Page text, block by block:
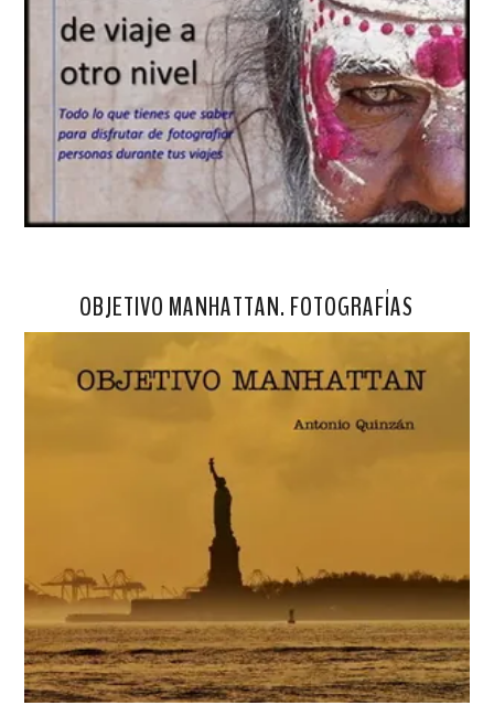
OBJETIVO MANHATTAN. FOTOGRAFÍAS